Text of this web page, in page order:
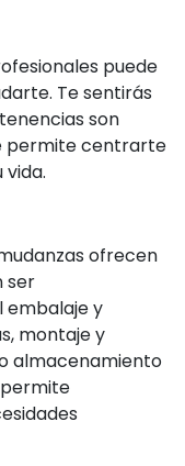
puede
Te sentirás
son
permite centrarte
ofrecen
ser
embalaje y
montaje y
almacenamiento